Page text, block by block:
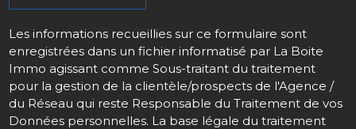
Les informations recueillies sur ce formulaire sont
enregistrées dans un fichier informatisé par La Boite
Immo agissant comme Sous-traitant du traitement
pour la gestion de la clientèle/prospects de l'Agence /
du Réseau qui reste Responsable du Traitement de vos
Données personnelles. La base légale du traitement